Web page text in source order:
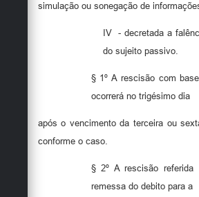
simulação ou sonegação de
IV
- decretada a
do sujeito passivo.
§ 1º A rescisão com
ocorrerá no trigésimo dia
após o vencimento da terceira ou
conforme o caso.
§ 2º A rescisão
remessa do debito para a